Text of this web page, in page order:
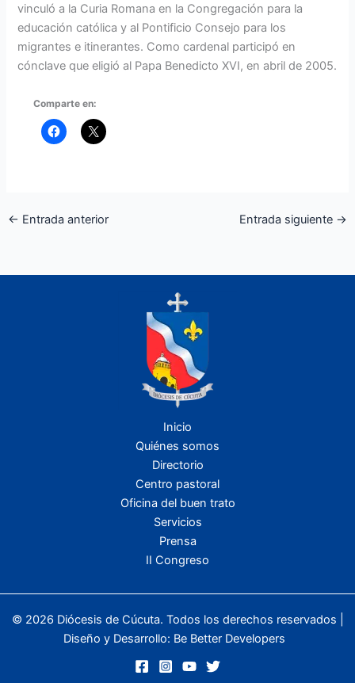
vinculó a la Curia Romana en la Congregación para la
educación católica y al Pontificio Consejo para los
migrantes e itinerantes. Como cardenal participó en
cónclave que eligió al Papa Benedicto XVI, en abril de 2005.
Comparte en:
← Entrada anterior Entrada siguiente →
Inicio
Quiénes somos
Directorio
Centro pastoral
Oficina del buen trato
Servicios
Prensa
II Congreso
© 2026 Diócesis de Cúcuta. Todos los derechos reservados |
Diseño y Desarrollo: Be Better Developers